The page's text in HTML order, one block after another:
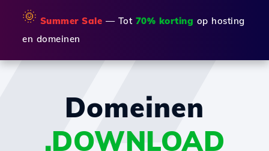
🌞 Summer Sale — Tot 70% korting op hosting
en domeinen
Domeinen
.DOWNLOAD